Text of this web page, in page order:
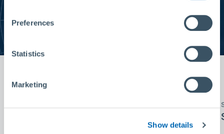
Preferences
Statistics
Marketing
Show details